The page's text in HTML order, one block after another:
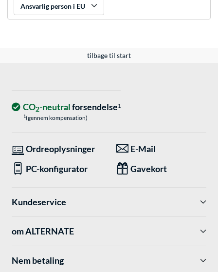
Ansvarlig person i EU
tilbage til start
CO2-neutralforsendelse1
1(gennem kompensation)
Ordreoplysninger
E-Mail
PC-konfigurator
Gavekort
Kundeservice
om ALTERNATE
Nem betaling